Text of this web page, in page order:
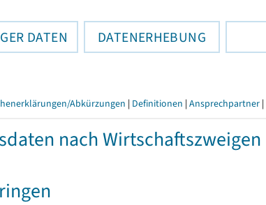
DATEN DATENERHEBUNG
Abkürzungen | Definitionen | Ansprechpartner |
nach